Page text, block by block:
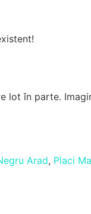
lot în parte.
Arad, Placi